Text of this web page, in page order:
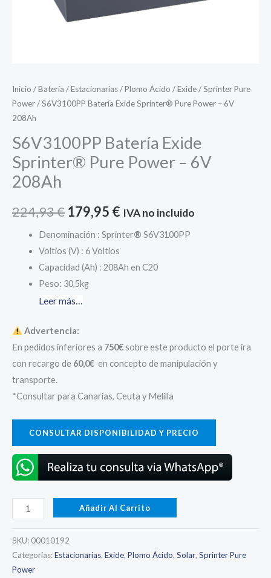
Inicio /Batería /Estacionarias/Plomo Ácido /Exide/Sprinter Pure
Power/ S6V3100PP Batería Exide Sprinter® Pure Power – 6V
208Ah
S6V3100PP Batería Exide
Sprinter® Pure Power – 6V
208Ah
224,93€ El
precio
original
era:
224,93 €.
179,95 €El
precio
IVA no incluido
Denominación : Sprinter® S6V3100PP
Voltios (V) : 6 Voltios
Capacidad (Ah) : 208Ah en C20
Peso: 30,5kg
Leer más…
Advertencia:
En pedidos inferiores a 750€sobre este producto el porte ira
con recargo de 60,0€ en concepto de manipulación y
transporte.
*Consultar para Canarias, Ceuta y Melilla
CONSULTAR DISPONIBILIDAD Y PRECIO
S6V3100PP
Batería
Exide
Sprinter®
Pure
Añadir Al Carrito
SKU: 00010192
Categorías:Estacionarias, Exide, Plomo Ácido, Solar, Sprinter Pure
Power